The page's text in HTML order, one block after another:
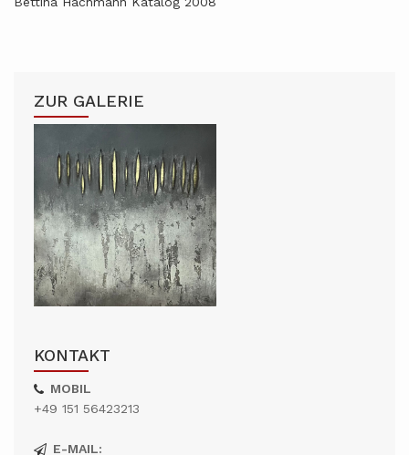
ZUR GALERIE
KONTAKT
MOBIL
+49 151 56423213
E-MAIL: